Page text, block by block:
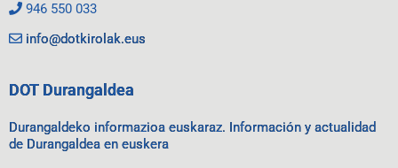
946 550 033
info@dotkirolak.eus
DOT Durangaldea
Durangaldeko informazioa euskaraz. Información y actualidad
de Durangaldea en euskera